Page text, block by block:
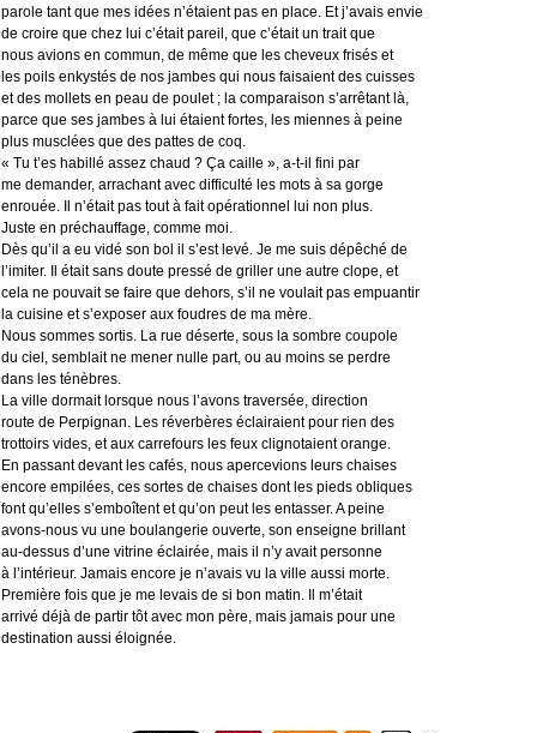
parole tant que mes idées n’étaient pas en place. Et j’avais envie
de croire que chez lui c’était pareil, que c’était un trait que
nous avions en commun, de même que les cheveux frisés et
les poils enkystés de nos jambes qui nous faisaient des cuisses
et des mollets en peau de poulet ; la comparaison s’arrêtant là,
parce que ses jambes à lui étaient fortes, les miennes à peine
plus musclées que des pattes de coq.
« Tu t’es habillé assez chaud ? Ça caille », a-t-il fini par
me demander, arrachant avec difficulté les mots à sa gorge
enrouée. Il n’était pas tout à fait opérationnel lui non plus.
Juste en préchauffage, comme moi.
Dès qu’il a eu vidé son bol il s’est levé. Je me suis dépêché de
l’imiter. Il était sans doute pressé de griller une autre clope, et
cela ne pouvait se faire que dehors, s’il ne voulait pas empuantir
la cuisine et s’exposer aux foudres de ma mère.
Nous sommes sortis. La rue déserte, sous la sombre coupole
du ciel, semblait ne mener nulle part, ou au moins se perdre
dans les ténèbres.
La ville dormait lorsque nous l’avons traversée, direction
route de Perpignan. Les réverbères éclairaient pour rien des
trottoirs vides, et aux carrefours les feux clignotaient orange.
En passant devant les cafés, nous apercevions leurs chaises
encore empilées, ces sortes de chaises dont les pieds obliques
font qu’elles s’emboîtent et qu’on peut les entasser. A peine
avons-nous vu une boulangerie ouverte, son enseigne brillant
au-dessus d’une vitrine éclairée, mais il n’y avait personne
à l’intérieur. Jamais encore je n’avais vu la ville aussi morte.
Première fois que je me levais de si bon matin. Il m’était
arrivé déjà de partir tôt avec mon père, mais jamais pour une
destination aussi éloignée.